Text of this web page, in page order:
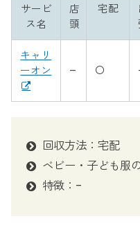
サービ
ス名
店
頭
宅配
キャリ
ーオン
– 〇
回収方法：宅配
ベビー・子ども服
特徴：-